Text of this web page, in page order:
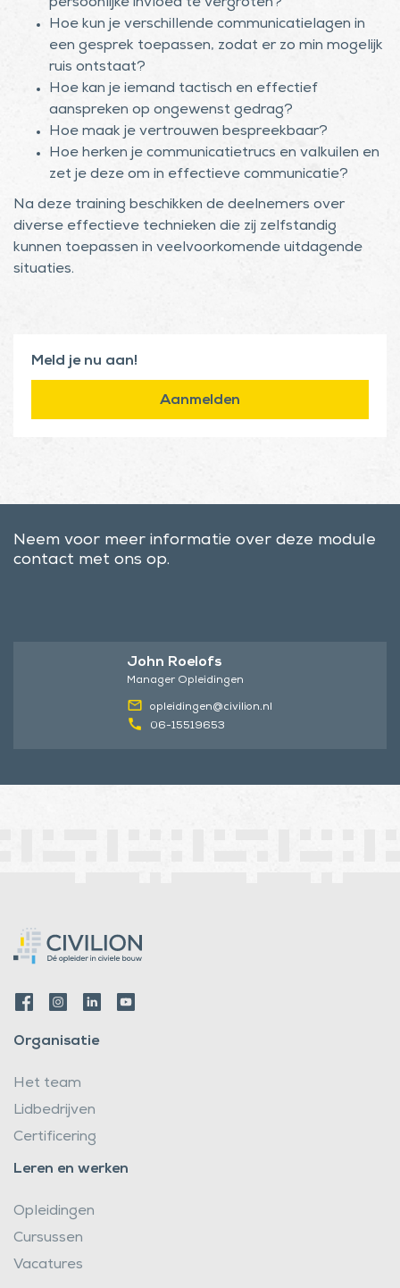
persoonlijke invloed te vergroten?
Hoe kun je verschillende communicatielagen in
een gesprek toepassen, zodat er zo min mogelijk
ruis ontstaat?
Hoe kan je iemand tactisch en effectief
aanspreken op ongewenst gedrag?
Hoe maak je vertrouwen bespreekbaar?
Hoe herken je communicatietrucs en valkuilen en
zet je deze om in effectieve communicatie?
Na deze training beschikken de deelnemers over
diverse effectieve technieken die zij zelfstandig
kunnen toepassen in veelvoorkomende uitdagende
situaties.
Meld je nu aan!
Aanmelden
Neem voor meer informatie over deze module
contact met ons op.
John Roelofs
Manager Opleidingen
opleidingen@civilion.nl
06-15519653
Organisatie
Het team
Lidbedrijven
Certificering
Leren en werken
Opleidingen
Cursussen
Vacatures